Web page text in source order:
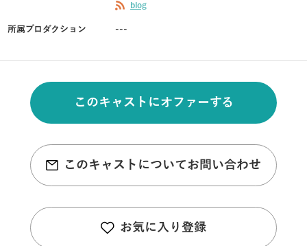
blog
所属プロダクション ---
このキャストにオファーする
このキャストについてお問い合わせ
お気に入り登録